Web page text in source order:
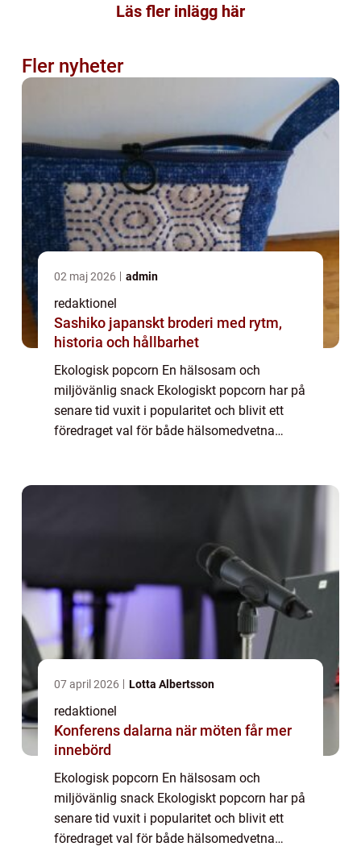
Läs fler inlägg här
Fler nyheter
02 maj 2026 admin
redaktionel
Sashiko japanskt broderi med rytm,
historia och hållbarhet
Ekologisk popcorn En hälsosam och
miljövänlig snack Ekologiskt popcorn har på
senare tid vuxit i popularitet och blivit ett
föredraget val för både hälsomedvetna
07 april 2026 Lotta Albertsson
redaktionel
Konferens dalarna när möten får mer
innebörd
Ekologisk popcorn En hälsosam och
miljövänlig snack Ekologiskt popcorn har på
senare tid vuxit i popularitet och blivit ett
föredraget val för både hälsomedvetna